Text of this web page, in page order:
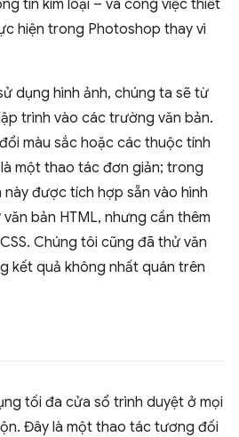
tin kim loại – và công việc thiết
hiện trong Photoshop thay vì
dụng hình ảnh, chúng ta sẽ từ
trình vào các trường văn bản.
màu sắc hoặc các thuộc tính
một thao tác đơn giản; trong
được tích hợp sẵn vào hình
bản HTML, nhưng cần thêm
Chúng tôi cũng đã thử văn
kết quả không nhất quán trên
tối đa cửa sổ trình duyệt ở mọi
Đây là một thao tác tương đối